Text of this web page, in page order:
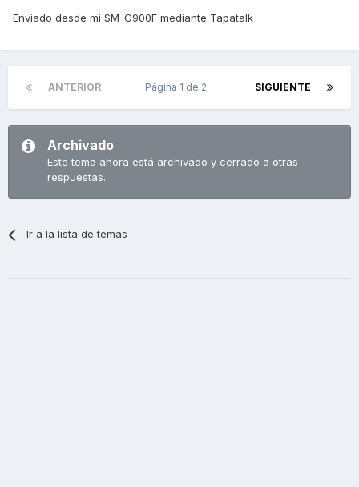
Enviado desde mi SM-G900F mediante Tapatalk
ANTERIOR SIGUIENTE
Página 1 de 2
Archivado
Este tema ahora está archivado y cerrado a otras
respuestas.
Ir a la lista de temas